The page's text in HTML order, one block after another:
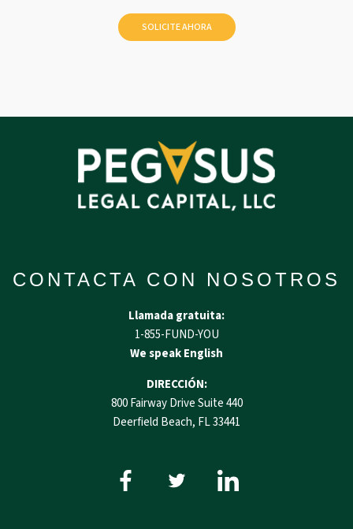
CONTACTA CON NOSOTROS
Llamada gratuita:
1-855-FUND-YOU
We speak English
DIRECCIÓN:
800 Fairway Drive Suite 440
Deerfield Beach, FL 33441